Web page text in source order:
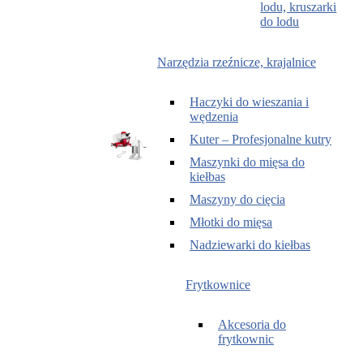
lodu, kruszarki
do lodu
Narzędzia rzeźnicze, krajalnice
Haczyki do wieszania i
wędzenia
Kuter – Profesjonalne kutry
Maszynki do mięsa do
kiełbas
Maszyny do cięcia
Młotki do mięsa
Nadziewarki do kiełbas
Frytkownice
Akcesoria do
frytkownic